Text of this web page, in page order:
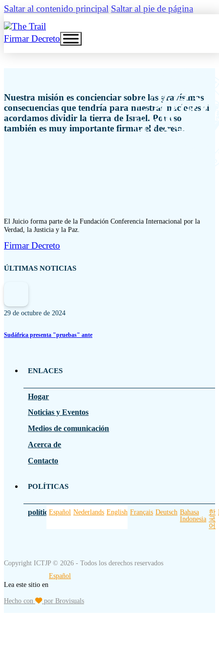
Saltar al contenido principal Saltar al pie de página
Firmar Decreto
Nuestra misión es concienciar sobre las gravísimas
consecuencias que tendría para nuestras naciones si
acordamos dividir la tierra de Israel. Por eso
también es muy importante firmar el decreto.
El Juicio forma parte de la Fundación Conferencia Internacional por la
Verdad, la Justicia y la Paz.
Firmar Decreto
ÚLTIMAS NOTICIAS
29 de octubre de 2024
Sudáfrica presenta "pruebas" ante
ENLACES
Hogar
Noticias y Eventos
Medios de comunicación
Acerca de
Contacto
POLÍTICAS
política de privacidad
Copyright ICTJP © 2026 - Todos los derechos reservados
Lea este sitio en
Español
Español Nederlands English Français Deutsch Bahasa
Indonesia
한
국
어
Hecho con por Brovisuals